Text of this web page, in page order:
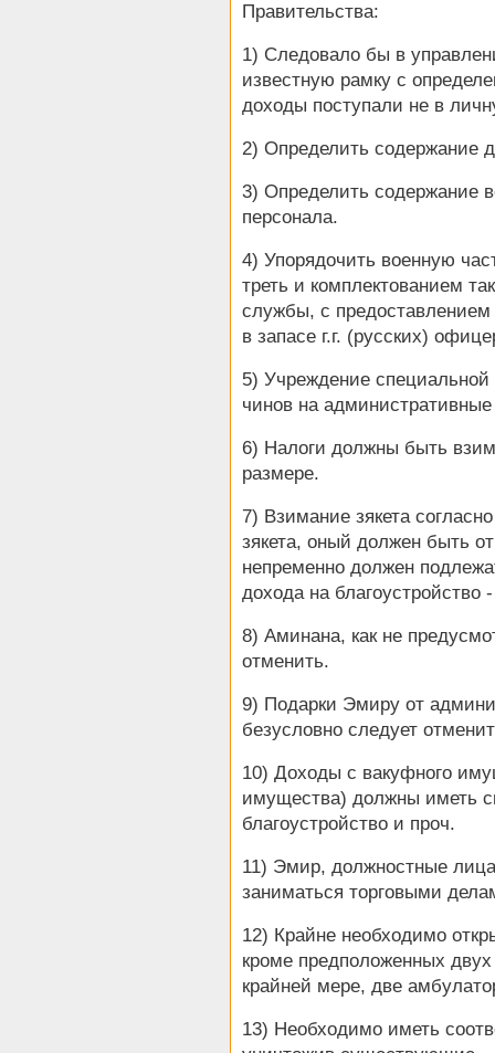
Правительства:
1) Следовало бы в
известную рамку с
доходы поступали не в
2) Определить содержание
3) Определить содержание
персонала.
4) Упорядочить военную
треть и комплектованием
службы, с предоставлением
в запасе г.г. (русских)
5) Учреждение
чинов на
6) Налоги должны быть
размере.
7) Взимание зякета
зякета, оный должен быть
непременно должен
дохода на благоустройство
8) Аминана, как не
отменить.
9) Подарки Эмиру от
безусловно следует
10) Доходы с вакуфного
имущества) должны иметь
благоустройство и проч.
11) Эмир, должностные
заниматься торговыми
12) Крайне необходимо
кроме предположенных
крайней мере, две
13) Необходимо иметь